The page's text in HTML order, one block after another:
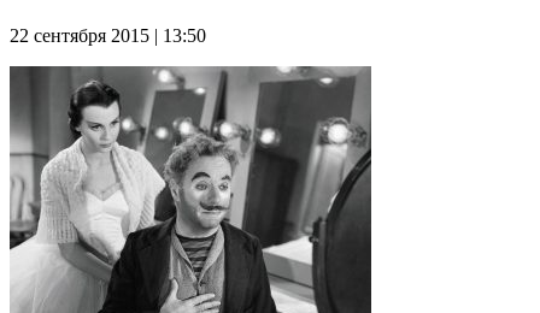
22 сентября 2015 | 13:50